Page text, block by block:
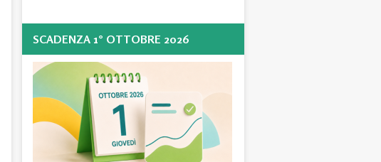
SCADENZA 1° OTTOBRE 2026